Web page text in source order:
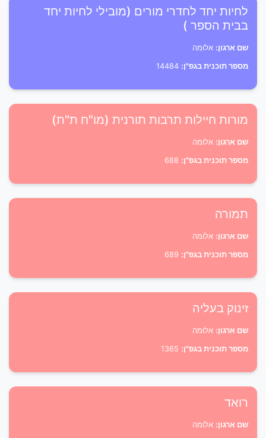
לחיות יחד לחדרי מורים (מובילי לחיות יחד
בבית הספר )
שם ארגון: אלומה
מספר תוכנית בגפ"ן:
מורות חיילות תרבות תורנית (מו"ח ת"ת)
שם ארגון: אלומה
מספר תוכנית בגפ"ן:
תמורה
שם ארגון: אלומה
מספר תוכנית בגפ"ן:
זינוק בעליה
שם ארגון: אלומה
מספר תוכנית בגפ"ן:
רואד
שם ארגון: אלומה